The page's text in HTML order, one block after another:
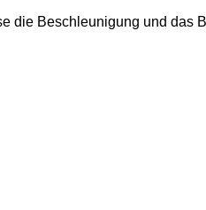
die Beschleunigung und